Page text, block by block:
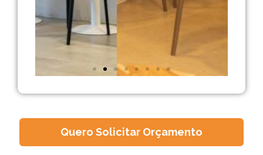
Quero Solicitar Orçamento